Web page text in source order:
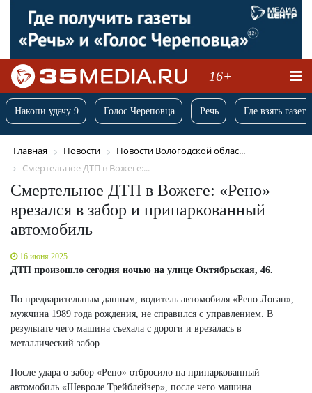
16+
Накопи удачу 9 Голос Череповца Речь Где взять
Главная Новости
Новости Вологодской облас...
Смертельное ДТП в Вожеге:...
Смертельное ДТП в Вожеге: «Рено»
врезался в забор и припаркованный
автомобиль
16 июня 2025
ДТП произошло сегодня ночью на улице Октябрьская, 46.
По предварительным данным, водитель автомобиля «Рено Логан»,
мужчина 1989 года рождения, не справился с управлением. В
результате чего машина съехала с дороги и врезалась в
металлический забор.
После удара о забор «Рено» отбросило на припаркованный
автомобиль «Шевроле Трейблейзер», после чего машина